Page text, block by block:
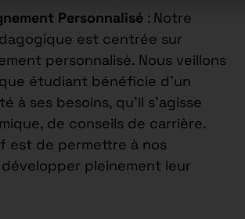
Personnalisé : Notre
est centrée sur
personnalisé. Nous veillons
étudiant bénéficie d’un
à ses besoins, qu’il s’agisse
de conseils de carrière.
est de permettre à nos
pleinement leur